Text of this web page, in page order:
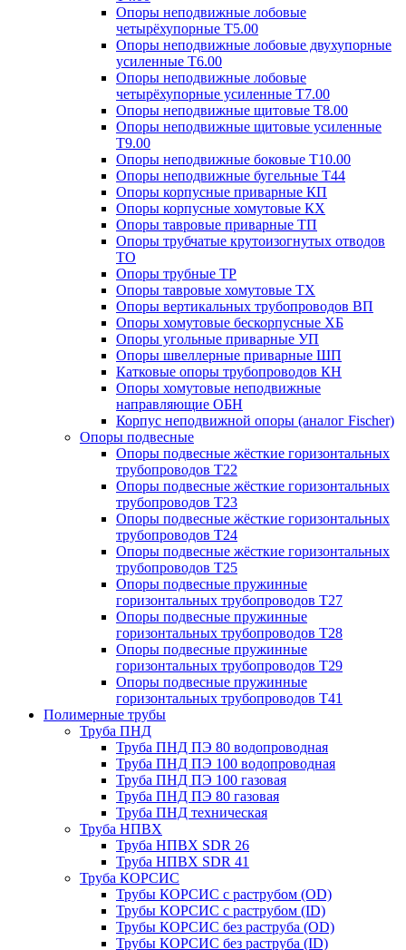
Опоры неподвижные лобовые
четырёхупорные Т5.00
Опоры неподвижные лобовые двухупорные
усиленные Т6.00
Опоры неподвижные лобовые
четырёхупорные усиленные Т7.00
Опоры неподвижные щитовые Т8.00
Опоры неподвижные щитовые усиленные
Т9.00
Опоры неподвижные боковые Т10.00
Опоры неподвижные бугельные Т44
Опоры корпусные приварные КП
Опоры корпусные хомутовые КХ
Опоры тавровые приварные ТП
Опоры трубчатые крутоизогнутых отводов
ТО
Опоры трубные ТР
Опоры тавровые хомутовые ТХ
Опоры вертикальных трубопроводов ВП
Опоры хомутовые бескорпусные ХБ
Опоры угольные приварные УП
Опоры швеллерные приварные ШП
Катковые опоры трубопроводов КН
Опоры хомутовые неподвижные
направляющие ОБН
Корпус неподвижной опоры (аналог Fischer)
Опоры подвесные
Опоры подвесные жёсткие горизонтальных
трубопроводов Т22
Опоры подвесные жёсткие горизонтальных
трубопроводов Т23
Опоры подвесные жёсткие горизонтальных
трубопроводов Т24
Опоры подвесные жёсткие горизонтальных
трубопроводов Т25
Опоры подвесные пружинные
горизонтальных трубопроводов Т27
Опоры подвесные пружинные
горизонтальных трубопроводов Т28
Опоры подвесные пружинные
горизонтальных трубопроводов Т29
Опоры подвесные пружинные
горизонтальных трубопроводов Т41
Полимерные трубы
Труба ПНД
Труба ПНД ПЭ 80 водопроводная
Труба ПНД ПЭ 100 водопроводная
Труба ПНД ПЭ 100 газовая
Труба ПНД ПЭ 80 газовая
Труба ПНД техническая
Труба НПВХ
Труба НПВХ SDR 26
Труба НПВХ SDR 41
Труба КОРСИС
Трубы КОРСИС с раструбом (OD)
Трубы КОРСИС с раструбом (ID)
Трубы КОРСИС без раструба (OD)
Трубы КОРСИС без раструба (ID)